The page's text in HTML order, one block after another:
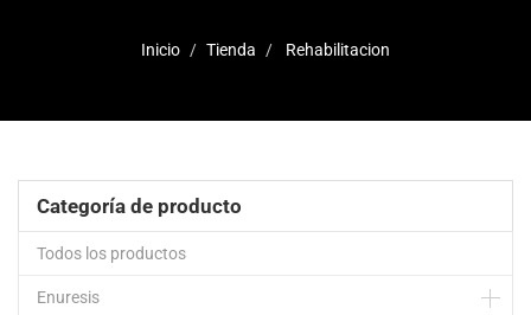
Inicio Tienda Rehabilitacion
Categoría de producto
Todos los productos
Enuresis